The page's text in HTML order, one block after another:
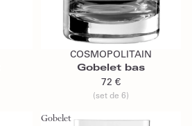
Ajouter au panier
COSMOPOLITAIN
Gobelet bas
72 €
(set de 6)
Gobelet